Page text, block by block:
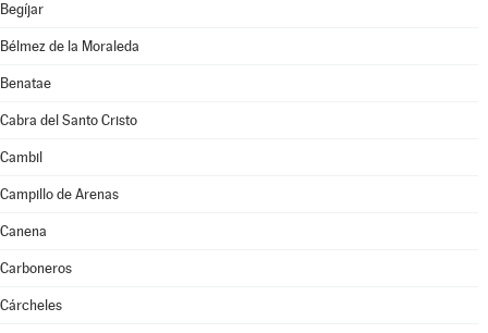
Begíjar
Bélmez de la Moraleda
Benatae
Cabra del Santo Cristo
Cambil
Campillo de Arenas
Canena
Carboneros
Cárcheles